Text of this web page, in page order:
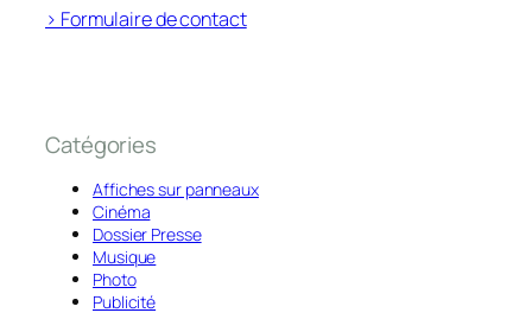
> Formulaire de contact
Catégories
Affiches sur panneaux
Cinéma
Dossier Presse
Musique
Photo
Publicité